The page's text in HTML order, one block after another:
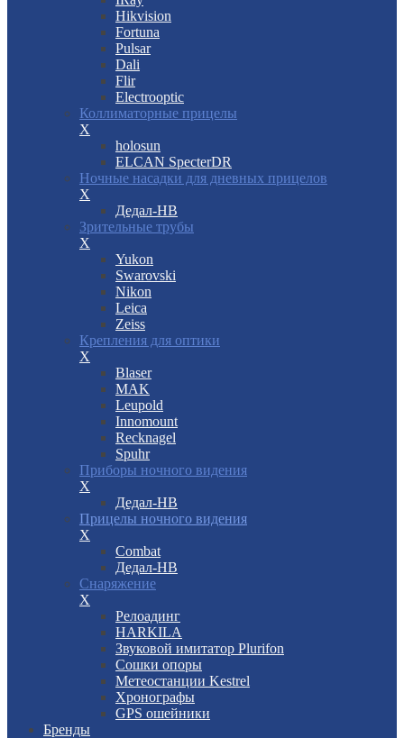
Hikvision
Fortuna
Pulsar
Dali
Flir
Electrooptic
Коллиматорные прицелы
X
holosun
ELCAN SpecterDR
Ночные насадки для дневных прицелов
X
Дедал-НВ
Зрительные трубы
X
Yukon
Swarovski
Nikon
Leica
Zeiss
Крепления для оптики
X
Blaser
MAK
Leupold
Innomount
Recknagel
Spuhr
Приборы ночного видения
X
Дедал-НВ
Прицелы ночного видения
X
Combat
Дедал-НВ
Снаряжение
X
Релоадинг
HARKILA
Звуковой имитатор Plurifon
Сошки опоры
Метеостанции Kestrel
Хронографы
GPS ошейники
Бренды